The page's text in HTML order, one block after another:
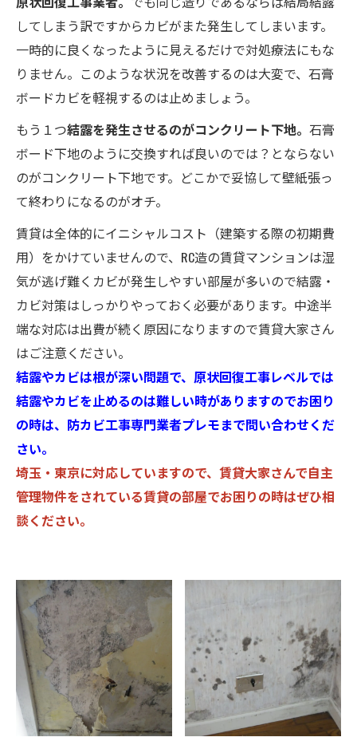
してしまう訳ですからカビがまた発生してしまいます。
一時的に良くなったように見えるだけで対処療法にもな
りません。このような状況を改善するのは大変で、石膏
ボードカビを軽視するのは止めましょう。
もう１つ結露を発生させるのがコンクリート下地。 石膏
ボード下地のように交換すれば良いのでは？とならない
のがコンクリート下地です。どこかで妥協して壁紙張っ
て終わりになるのがオチ。
賃貸は全体的にイニシャルコスト（建築する際の初期費
用）をかけていませんので、RC造の賃貸マンションは湿
気が逃げ難くカビが発生しやすい部屋が多いので結露・
カビ対策はしっかりやっておく必要があります。中途半
端な対応は出費が続く原因になりますので賃貸大家さん
はご注意ください。
結露やカビは根が深い問題で、原状回復工事レベルでは
結露やカビを止めるのは難しい時がありますのでお困り
の時は、防カビ工事専門業者プレモまで問い合わせくだ
さい。
埼玉・東京に対応していますので、賃貸大家さんで自主
管理物件をされている賃貸の部屋でお困りの時はぜひ相
談ください。